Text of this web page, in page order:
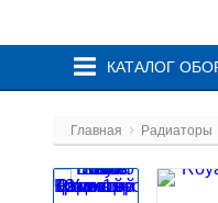
КАТАЛОГ
Главная Радиаторы